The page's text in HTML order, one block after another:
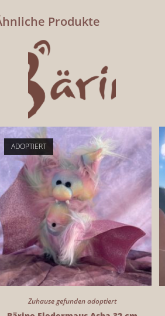
Produkte
ADOPTIERT
Zuhause gefunden adoptiert